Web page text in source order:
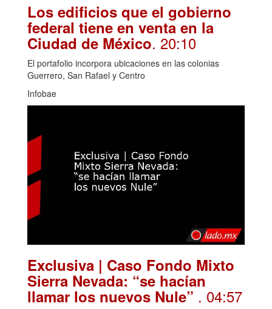
Los edificios que el gobierno
federal tiene en venta en la
Ciudad de México. 20:10
El portafolio incorpora ubicaciones en las colonias
Guerrero, San Rafael y Centro
Infobae
Exclusiva | Caso Fondo Mixto
Sierra Nevada: “se hacían
llamar los nuevos Nule” . 04:57